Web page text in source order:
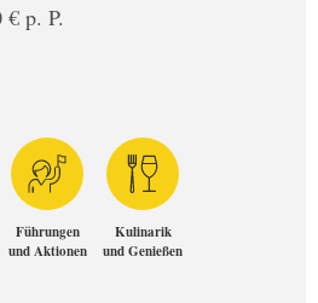
€ p. P.
Führungen
und Aktionen
Kulinarik
und Genießen